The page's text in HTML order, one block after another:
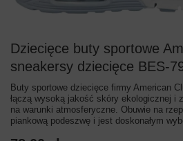
Dziecięce buty sportowe
sneakersy dziecięce BES-
Buty sportowe dziecięce firmy American
łączą wysoką jakość skóry ekologicznej i
na warunki atmosferyczne. Obuwie na
piankową podeszwę i jest doskonałym